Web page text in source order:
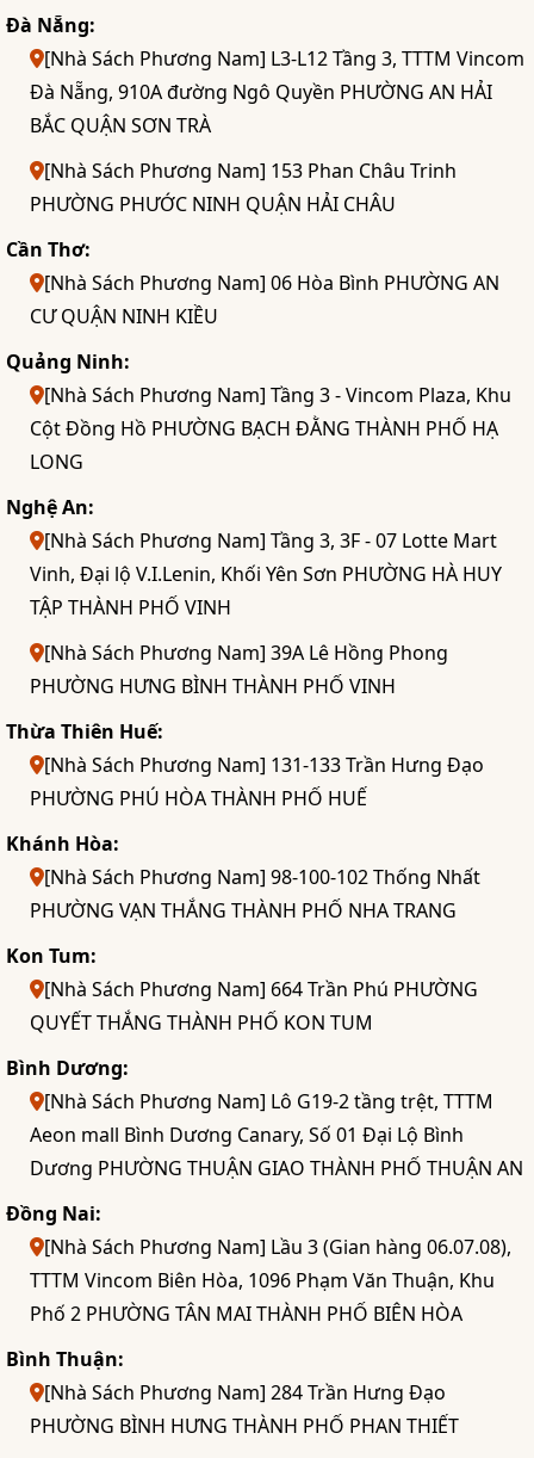
Đà Nẵng:
[Nhà Sách Phương Nam] L3-L12 Tầng 3, TTTM Vincom
Đà Nẵng, 910A đường Ngô Quyền PHƯỜNG AN HẢI
BẮC QUẬN SƠN TRÀ
[Nhà Sách Phương Nam] 153 Phan Châu Trinh
PHƯỜNG PHƯỚC NINH QUẬN HẢI CHÂU
Cần Thơ:
[Nhà Sách Phương Nam] 06 Hòa Bình PHƯỜNG AN
CƯ QUẬN NINH KIỀU
Quảng Ninh:
[Nhà Sách Phương Nam] Tầng 3 - Vincom Plaza, Khu
Cột Đồng Hồ PHƯỜNG BẠCH ĐẰNG THÀNH PHỐ HẠ
LONG
Nghệ An:
[Nhà Sách Phương Nam] Tầng 3, 3F - 07 Lotte Mart
Vinh, Đại lộ V.I.Lenin, Khối Yên Sơn PHƯỜNG HÀ HUY
TẬP THÀNH PHỐ VINH
[Nhà Sách Phương Nam] 39A Lê Hồng Phong
PHƯỜNG HƯNG BÌNH THÀNH PHỐ VINH
Thừa Thiên Huế:
[Nhà Sách Phương Nam] 131-133 Trần Hưng Đạo
PHƯỜNG PHÚ HÒA THÀNH PHỐ HUẾ
Khánh Hòa:
[Nhà Sách Phương Nam] 98-100-102 Thống Nhất
PHƯỜNG VẠN THẮNG THÀNH PHỐ NHA TRANG
Kon Tum:
[Nhà Sách Phương Nam] 664 Trần Phú PHƯỜNG
QUYẾT THẮNG THÀNH PHỐ KON TUM
Bình Dương:
[Nhà Sách Phương Nam] Lô G19-2 tầng trệt, TTTM
Aeon mall Bình Dương Canary, Số 01 Đại Lộ Bình
Dương PHƯỜNG THUẬN GIAO THÀNH PHỐ THUẬN AN
Đồng Nai:
[Nhà Sách Phương Nam] Lầu 3 (Gian hàng 06.07.08),
TTTM Vincom Biên Hòa, 1096 Phạm Văn Thuận, Khu
Phố 2 PHƯỜNG TÂN MAI THÀNH PHỐ BIÊN HÒA
Bình Thuận:
[Nhà Sách Phương Nam] 284 Trần Hưng Đạo
PHƯỜNG BÌNH HƯNG THÀNH PHỐ PHAN THIẾT